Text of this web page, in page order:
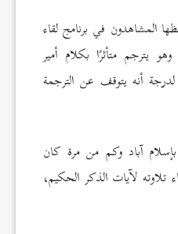
المشاهدون في برنامج لقاء
متأثرًا بكلام أمير
لدرجة أنه يتوقف عن الترجمة
آباد وكم من مرة كان
تلاوته لآيات الذكر الحكيم،